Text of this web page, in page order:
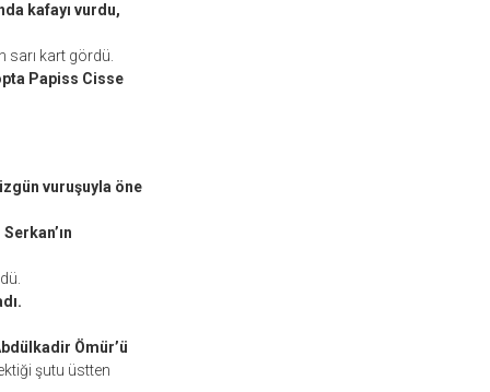
kafayı vurdu,
sarı kart gördü.
Papiss Cisse
vuruşuyla öne
Ömür’ü
şutu üstten